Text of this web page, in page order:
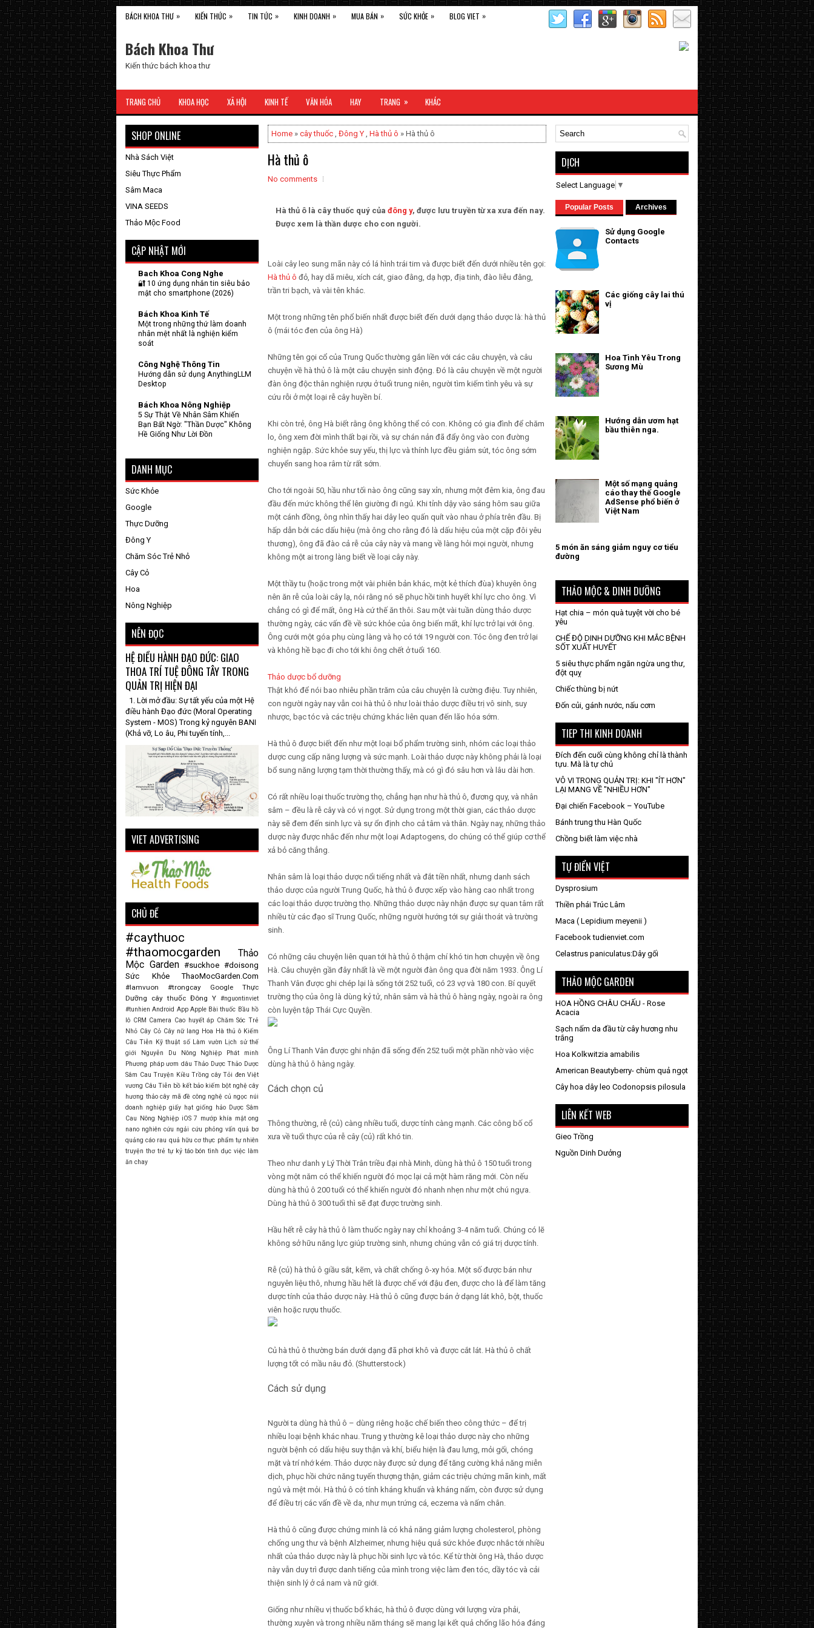
BÁCH KHOA THƯ » KIẾN THỨC » TIN TỨC » KINH DOANH » MUA BÁN » SỨC KHỎE » BLOG VIET »
Bách Khoa Thư
Kiến thức bách khoa thư
TRANG CHỦ KHOA HỌC XÃ HỘI KINH TẾ VĂN HÓA HAY TRANG » KHÁC
Home » cây thuốc , Đông Y , Hà thủ ô » Hà thủ ô
Hà thủ ô
No comments
Hà thủ ô là cây thuốc quý của đông y, được lưu truyền từ xa xưa đến nay.
Được xem là thần dược cho con người.
Loài cây leo sung mãn này có lá hình trái tim và được biết đến dưới nhiều tên gọi:
Hà thủ ô đỏ, hay dã miêu, xích cát, giao đằng, dạ hợp, địa tinh, đào liễu đằng,
trần tri bạch, và vài tên khác.
Một trong những tên phổ biến nhất được biết đến dưới dạng thảo dược là: hà thủ
ô (mái tóc đen của ông Hà)
Những tên gọi cổ của Trung Quốc thường gắn liền với các câu chuyện, và câu
chuyện về hà thủ ô là một câu chuyện sinh động. Đó là câu chuyện về một người
đàn ông độc thân nghiện rượu ở tuổi trung niên, người tìm kiếm tình yêu và sự
cứu rỗi ở một loại rễ cây huyền bí.
Khi còn trẻ, ông Hà biết rằng ông không thể có con. Không có gia đình để chăm
lo, ông xem đời mình thất bại rồi, và sự chán nản đã đẩy ông vào con đường
nghiện ngập. Sức khỏe suy yếu, thị lực và thính lực đều giảm sút, tóc ông sớm
chuyển sang hoa râm từ rất sớm.
Cho tới ngoài 50, hầu như tối nào ông cũng say xỉn, nhưng một đêm kia, ông đau
đầu đến mức không thể lên giường đi ngủ. Khi tỉnh dậy vào sáng hôm sau giữa
một cánh đồng, ông nhìn thấy hai dây leo quấn quít vào nhau ở phía trên đầu. Bị
hấp dẫn bởi các dấu hiệu (mà ông cho rằng đó là dấu hiệu của một cặp đôi yêu
thương), ông đã đào cả rễ của cây này và mang về làng hỏi mọi người, nhưng
không một ai trong làng biết về loại cây này.
Một thầy tu (hoặc trong một vài phiên bản khác, một kẻ thích đùa) khuyên ông
nên ăn rễ của loài cây lạ, nói rằng nó sẽ phục hồi tinh huyết khí lực cho ông. Vì
chẳng có gì để mất, ông Hà cứ thế ăn thôi. Sau một vài tuần dùng thảo dược
thường ngày, các vấn đề về sức khỏe của ông biến mất, khí lực trở lại với ông.
Ông cưới một góa phụ cùng làng và họ có tới 19 người con. Tóc ông đen trở lại
và không hề bạc đi cho tới khi ông chết ở tuổi 160.
Thảo dược bổ dưỡng
Thật khó để nói bao nhiêu phần trăm của câu chuyện là cường điệu. Tuy nhiên,
con người ngày nay vẫn coi hà thủ ô như loài thảo dược điều trị vô sinh, suy
nhược, bạc tóc và các triệu chứng khác liên quan đến lão hóa sớm.
Hà thủ ô được biết đến như một loại bổ phẩm trường sinh, nhóm các loại thảo
dược cung cấp năng lượng và sức mạnh. Loài thảo dược này không phải là loại
bổ sung năng lượng tạm thời thường thấy, mà có gì đó sâu hơn và lâu dài hơn.
Có rất nhiều loại thuốc trường thọ, chẳng hạn như hà thủ ô, đương quy, và nhân
sâm – đều là rễ cây và có vị ngọt. Sử dụng trong một thời gian, các thảo dược
này sẽ đem đến sinh lực và sự ổn định cho cả tâm và thân. Ngày nay, những thảo
dược này được nhắc đến như một loại Adaptogens, do chúng có thể giúp cơ thể
xả bỏ căng thẳng.
Nhân sâm là loại thảo dược nổi tiếng nhất và đắt tiền nhất, nhưng danh sách
thảo dược của người Trung Quốc, hà thủ ô được xếp vào hàng cao nhất trong
các loại thảo dược trường thọ. Những thảo dược này nhận được sự quan tâm rất
nhiều từ các đạo sĩ Trung Quốc, những người hướng tới sự giải thoát và trường
sinh.
Có những câu chuyện liên quan tới hà thủ ô thậm chí khó tin hơn chuyện về ông
Hà. Câu chuyện gần đây nhất là về một người đàn ông qua đời năm 1933. Ông Lí
Thanh Vân được ghi chép lại là sống tới 252 tuổi, có 23 vợ và 180 con. Bí quyết
trường thọ của ông là dùng kỷ tử, nhân sâm và hà thủ ô hàng ngày, ngoài ra ông
còn luyện tập Thái Cực Quyền.
Ông Lí Thanh Vân được ghi nhận đã sống đến 252 tuổi một phần nhờ vào việc
dùng hà thủ ô hàng ngày.
Cách chọn củ
Thông thường, rễ (củ) càng nhiều tuổi, dược tính càng mạnh. Các công bố cổ
xưa về tuổi thực của rễ cây (củ) rất khó tin.
Theo như danh y Lý Thời Trân triều đại nhà Minh, dùng hà thủ ô 150 tuổi trong
vòng một năm có thể khiến người đó mọc lại cả một hàm răng mới. Còn nếu
dùng hà thủ ô 200 tuổi có thể khiến người đó nhanh nhẹn như một chú ngựa.
Dùng hà thủ ô 300 tuổi thì sẽ đạt được trường sinh.
Hầu hết rễ cây hà thủ ô làm thuốc ngày nay chỉ khoảng 3-4 năm tuổi. Chúng có lẽ
không sở hữu năng lực giúp trường sinh, nhưng chúng vẫn có giá trị dược tính.
Rễ (củ) hà thủ ô giầu sắt, kẽm, và chất chống ô-xy hóa. Một số được bán như
nguyên liệu thô, nhưng hầu hết là được chế với đậu đen, được cho là để làm tăng
dược tính của thảo dược này. Hà thủ ô cũng được bán ở dạng lát khô, bột, thuốc
viên hoặc rượu thuốc.
Củ hà thủ ô thường bán dưới dạng đã phơi khô và được cắt lát. Hà thủ ô chất
lượng tốt có mầu nâu đỏ. (Shutterstock)
Cách sử dụng
Người ta dùng hà thủ ô – dùng riêng hoặc chế biến theo công thức – để trị
nhiều loại bệnh khác nhau. Trung y thường kê loại thảo dược này cho những
người bệnh có dấu hiệu suy thận và khí, biểu hiện là đau lưng, mỏi gối, chóng
mặt và trí nhớ kém. Thảo dược này được sử dụng để tăng cường khả năng miễn
dịch, phục hồi chức năng tuyến thượng thận, giảm các triệu chứng mãn kinh, mất
ngủ và mệt mỏi. Hà thủ ô có tính kháng khuẩn và kháng nấm, còn được sử dụng
để điều trị các vấn đề về da, như mụn trứng cá, eczema và nấm chân.
Hà thủ ô cũng được chứng minh là có khả năng giảm lượng cholesterol, phòng
chống ung thư và bệnh Alzheimer, nhưng hiệu quả sức khỏe được nhắc tới nhiều
nhất của thảo dược này là phục hồi sinh lực và tóc. Kể từ thời ông Hà, thảo dược
này vẫn duy trì được danh tiếng của mình trong việc làm đen tóc, dầy tóc và cải
thiện sinh lý ở cả nam và nữ giới.
Giống như nhiều vị thuốc bổ khác, hà thủ ô được dùng với lượng vừa phải,
thường xuyên và trong nhiều năm tháng sẽ mang lại kết quả chống lão hóa đáng
SHOP ONLINE
Nhà Sách Việt
Siêu Thực Phẩm
Sâm Maca
VINA SEEDS
Thảo Mộc Food
CẬP NHẬT MỚI
Bach Khoa Cong Nghe
🔐 10 ứng dụng nhắn tin siêu bảo
mật cho smartphone (2026)
Bách Khoa Kinh Tế
Một trong những thứ làm doanh
nhân mệt nhất là nghiện kiểm
soát
Công Nghệ Thông Tin
Hướng dẫn sử dụng AnythingLLM
Desktop
Bách Khoa Nông Nghiệp
5 Sự Thật Về Nhân Sâm Khiến
Bạn Bất Ngờ: "Thần Dược" Không
Hề Giống Như Lời Đồn
DANH MỤC
Sức Khỏe
Google
Thực Dưỡng
Đông Y
Chăm Sóc Trẻ Nhỏ
Cây Cỏ
Hoa
Nông Nghiệp
NÊN ĐỌC
HỆ ĐIỀU HÀNH ĐẠO ĐỨC: GIAO
THOA TRÍ TUỆ ĐÔNG TÂY TRONG
QUẢN TRỊ HIỆN ĐẠI
1. Lời mở đầu: Sự tất yếu của một Hệ
điều hành Đạo đức (Moral Operating
System - MOS) Trong kỷ nguyên BANI
(Khả vỡ, Lo âu, Phi tuyến tính,...
VIET ADVERTISING
CHỦ ĐỀ
#caythuoc
#thaomocgarden
Thảo
Mộc Garden #suckhoe #doisong
Sức Khỏe
ThaoMocGarden.Com
#lamvuon #trongcay Google
Thực
Dưỡng
cây thuốc Đông Y #nguontinviet
#tunhien Android App Apple Bài thuốc Bầu hồ
lô CRM Camera Cao huyết áp Chăm Sóc Trẻ
Nhỏ Cây Cỏ Cây nữ lang Hoa Hà thủ ô Kiếm
Câu Tiễn Kỹ thuật số Làm vườn Lịch sử thế
giới
Nguyễn Du Nông Nghiệp
Phát minh
Phương pháp ươm dâu Thảo Dược Thảo Dược
Sâm Cau Truyện Kiều Trồng cây Tỏi đen Việt
vương Câu Tiễn bồ kết bảo kiếm bột nghệ cây
hương thảo cây mã đề công nghệ củ ngọc núi
doanh nghiệp giấy hạt giống hảo Dược Sâm
Cau Nông Nghiệp iOS 7 mướp khía mật ong
nano nghiên cứu ngải cứu phỏng vấn quả bơ
quảng cáo rau quả hữu cơ thực phẩm tự nhiên
truyện thơ trẻ tự kỷ táo bón tình dục việc làm
ăn chay
DỊCH
Select Language ▼
Popular Posts Archives
Sử dụng Google
Contacts
Các giống cây lai thú
vị
Hoa Tình Yêu Trong
Sương Mù
Hướng dẫn ươm hạt
bầu thiên nga.
Một số mạng quảng
cáo thay thế Google
AdSense phổ biến ở
Việt Nam
5 món ăn sáng giảm nguy cơ tiểu
đường
THẢO MỘC & DINH DƯỠNG
Hạt chia – món quà tuyệt vời cho bé
yêu
CHẾ ĐỘ DINH DƯỠNG KHI MẮC BỆNH
SỐT XUẤT HUYẾT
5 siêu thực phẩm ngăn ngừa ung thư,
đột quỵ
Chiếc thùng bị nứt
Đốn củi, gánh nước, nấu cơm
TIEP THI KINH DOANH
Đích đến cuối cùng không chỉ là thành
tựu. Mà là tự chủ
VÔ VI TRONG QUẢN TRỊ: KHI "ÍT HƠN"
LẠI MANG VỀ "NHIỀU HƠN"
Đại chiến Facebook – YouTube
Bánh trung thu Hàn Quốc
Chồng biết làm việc nhà
TỰ ĐIỂN VIỆT
Dysprosium
Thiền phái Trúc Lâm
Maca ( Lepidium meyenii )
Facebook tudienviet.com
Celastrus paniculatus:Dây gối
THẢO MỘC GARDEN
HOA HỒNG CHÂU CHẤU - Rose
Acacia
Sạch nấm da đầu từ cây hương nhu
trắng
Hoa Kolkwitzia amabilis
American Beautyberry- chùm quả ngọt
Cây hoa dây leo Codonopsis pilosula
LIÊN KẾT WEB
Gieo Trồng
Nguồn Dinh Dưởng